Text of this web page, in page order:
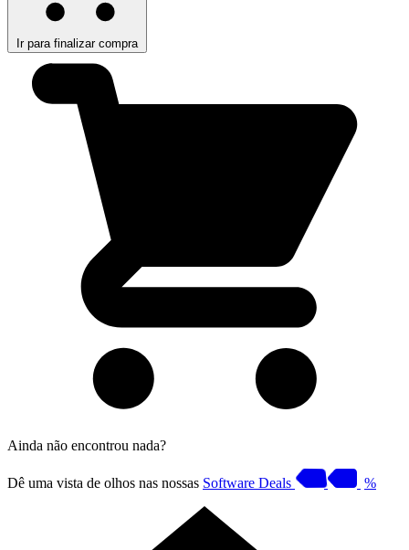
Ir para finalizar compra
Ainda não encontrou nada?
Dê uma vista de olhos nas nossas Software Deals %